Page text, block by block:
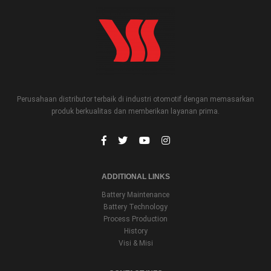
Perusahaan distributor terbaik di industri otomotif dengan memasarkan
produk berkualitas dan memberikan layanan prima.
ADDITIONAL LINKS
Battery Maintenance
Battery Technology
Process Production
History
Visi & Misi